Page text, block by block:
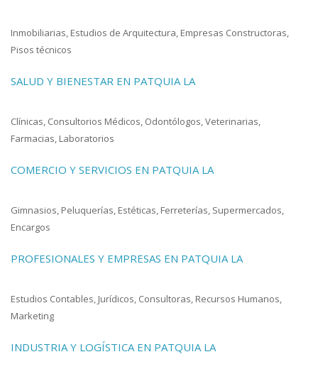
Inmobiliarias, Estudios de Arquitectura, Empresas Constructoras,
Pisos técnicos
SALUD Y BIENESTAR EN PATQUIA LA
Clínicas, Consultorios Médicos, Odontólogos, Veterinarias,
Farmacias, Laboratorios
COMERCIO Y SERVICIOS EN PATQUIA LA
Gimnasios, Peluquerías, Estéticas, Ferreterías, Supermercados,
Encargos
PROFESIONALES Y EMPRESAS EN PATQUIA LA
Estudios Contables, Jurídicos, Consultoras, Recursos Humanos,
Marketing
INDUSTRIA Y LOGÍSTICA EN PATQUIA LA